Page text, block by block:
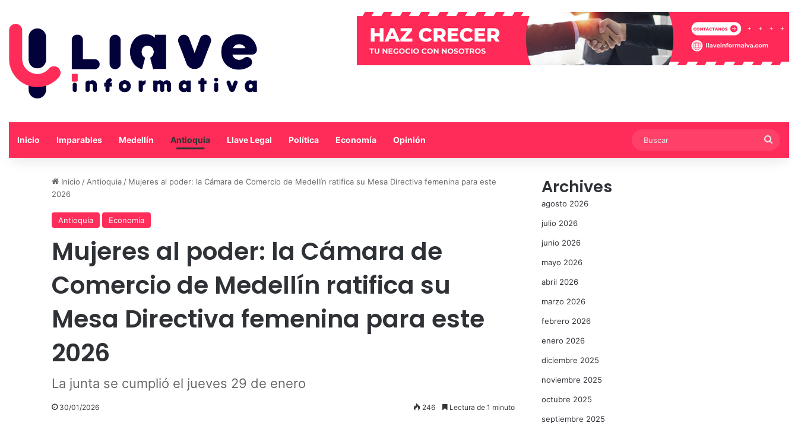
Inicio Imparables Medellín Antioquia Llave Legal Política Economía Opinión
Inicio / Antioquia / Mujeres al poder: la Cámara de Comercio de Medellín ratifica su Mesa Directiva femenina para este
2026
Antioquia Economía
Mujeres al poder: la Cámara de
Comercio de Medellín ratifica su
Mesa Directiva femenina para este
2026
La junta se cumplió el jueves 29 de enero
30/01/2026 246 Lectura de 1 minuto
Archives
agosto 2026
julio 2026
junio 2026
mayo 2026
abril 2026
marzo 2026
febrero 2026
enero 2026
diciembre 2025
noviembre 2025
octubre 2025
septiembre 2025